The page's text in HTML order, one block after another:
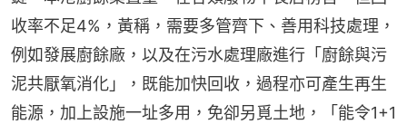
收率不足4%，黃稱，需要多管齊下、善用科技處理，
例如發展廚餘廠，以及在污水處理廠進行「廚餘與污
泥共厭氧消化」，既能加快回收，過程亦可產生再生
能源，加上設施一址多用，免卻另覓土地，「能令1+1